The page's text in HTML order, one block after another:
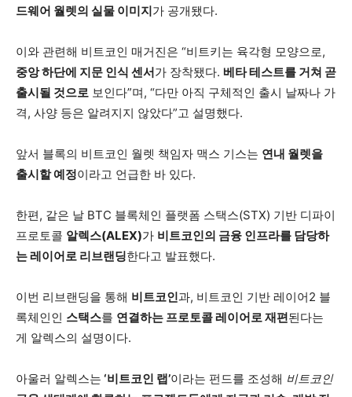
드웨어 월렛의 실물 이미지가 공개됐다.
이와 관련해 비트코인 매거진은 “비트키는 육각형 모양으로,
중앙 하단에 지문 인식 센서가 장착됐다. 베타 테스트를 거쳐 곧
출시될 것으로 보인다”며, “다만 아직 구체적인 출시 날짜나 가
격, 사양 등은 알려지지 않았다”고 설명했다.
앞서 블록의 비트코인 월렛 책임자 맥스 기스는 연내 월렛을
출시할 예정이라고 언급한 바 있다.
한편, 같은 날 BTC 블록체인 플랫폼 스택스(STX) 기반 디파이
프로토콜 알렉스(ALEX)가 비트코인의 금융 인프라를 담당하
는 레이어로 리브랜딩한다고 발표했다.
이번 리브랜딩을 통해 비트코인과, 비트코인 기반 레이어2 블
록체인인 스택스를 연결하는 프로토콜 레이어로 재편된다는
게 알렉스의 설명이다.
아울러 알렉스는 ‘비트코인 랩’이라는 펀드를 조성해 비트코인